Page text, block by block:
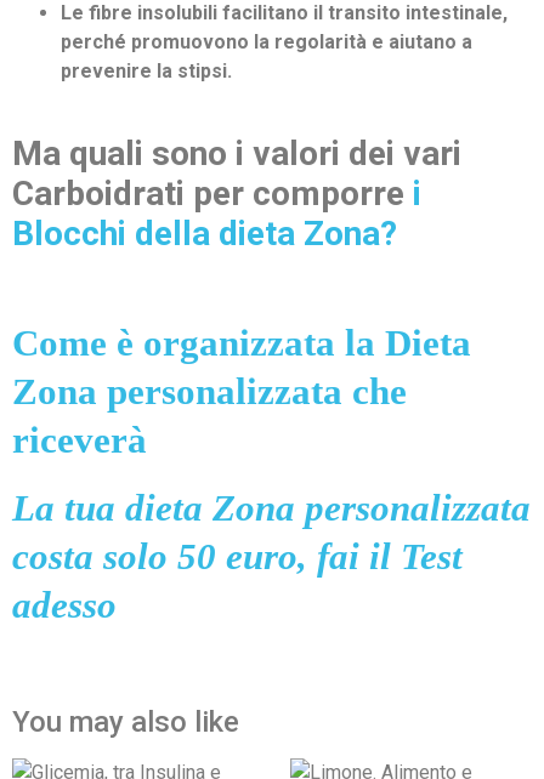
Le fibre insolubili facilitano il transito intestinale,
perché promuovono la regolarità e aiutano a
prevenire la stipsi.
Ma quali sono i valori dei vari
Carboidrati per comporre i
Blocchi della dieta Zona?
Come è organizzata la Dieta
Zona personalizzata che
riceverà
La tua dieta Zona personalizzata
costa solo 50 euro, fai il Test
adesso
You may also like